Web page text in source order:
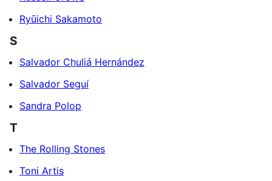
Ryūichi Sakamoto
S
Salvador Chuliá Hernández
Salvador Seguí
Sandra Polop
T
The Rolling Stones
Toni Artis